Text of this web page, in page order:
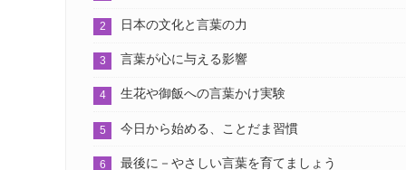
日本の文化と言葉の力
言葉が心に与える影響
生花や御飯への言葉かけ実験
今日から始める、ことだま習慣
最後に－やさしい言葉を育てましょう